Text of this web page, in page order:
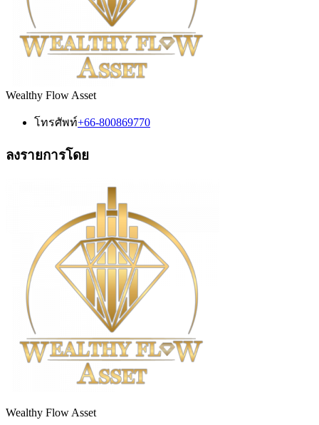
Wealthy Flow Asset
โทรศัพท์+66-800869770
ลงรายการโดย
Wealthy Flow Asset